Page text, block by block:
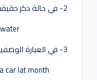
2- في حالة ذكر حقيقة أو أمر واقع مثل:
3- في العبارة الوصفية مثل:
car lat month.